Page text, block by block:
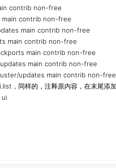
contrib non-free
contrib non-free
main contrib non-free
main contrib non-free
main contrib non-free
main contrib non-free
updates main contrib non-free
，同样的，注释原内容，在末尾添加